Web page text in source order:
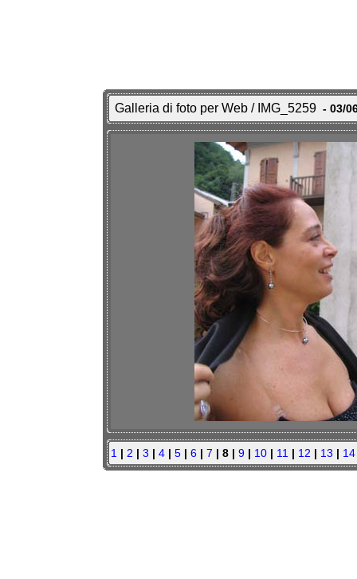
Galleria di foto per Web / IMG_5259 - 03/
1 | 2 | 3 | 4| 5| 6| 7 | 8 | 9| 10| 11 | 12 | 13 | 14